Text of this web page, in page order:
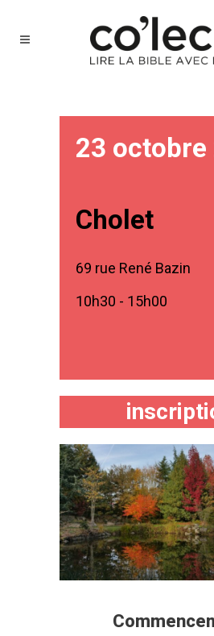
23 octobre
Cholet
69 rue René Bazin
10h30 - 15h00